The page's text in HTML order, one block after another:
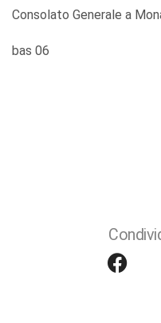
Consolato Generale a
bas 06